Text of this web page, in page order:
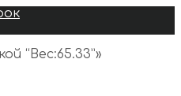
“Вес:65.33”»